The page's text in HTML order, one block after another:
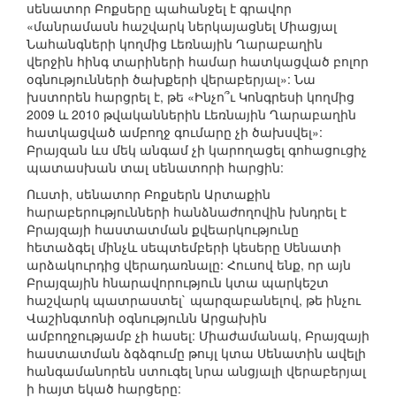
սենատոր Բոքսերը պահանջել է գրավոր
«մանրամասն հաշվարկ ներկայացնել Միացյալ
Նահանգների կողմից Լեռնային Ղարաբաղին
վերջին հինգ տարիների համար հատկացված բոլոր
օգնությունների ծախքերի վերաբերյալ»: Նա
խստորեն հարցրել է, թե «Ինչո՞ւ Կոնգրեսի կողմից
2009 և 2010 թվականներին Լեռնային Ղարաբաղին
հատկացված ամբողջ գումարը չի ծախսվել»:
Բրայզան ևս մեկ անգամ չի կարողացել գոհացուցիչ
պատասխան տալ սենատորի հարցին:
Ուստի, սենատոր Բոքսերն Արտաքին
հարաբերությունների հանձնաժողովին խնդրել է
Բրայզայի հաստատման քվեարկությունը
հետաձգել մինչև սեպտեմբերի կեսերը Սենատի
արձակուրդից վերադառնալը: Հուսով ենք, որ այն
Բրայզային հնարավորություն կտա պարկեշտ
հաշվարկ պատրաստել` պարզաբանելով, թե ինչու
Վաշինգտոնի օգնությունն Արցախին
ամբողջությամբ չի հասել: Միաժամանակ, Բրայզայի
հաստատման ձգձգումը թույլ կտա Սենատին ավելի
հանգամանորեն ստուգել նրա անցյալի վերաբերյալ
ի հայտ եկած հարցերը: